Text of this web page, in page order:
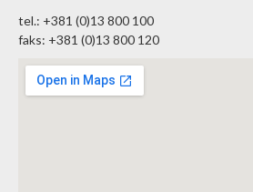
tel.: +381 (0)13 800 100
faks: +381 (0)13 800 120